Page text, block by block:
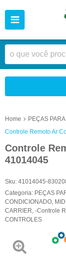
Home
PEÇAS
Controle Remoto Ar
Controle
41014045
Sku: 41014045-
Categoria: PEÇAS
CONDICIONADO
CARRIER -Controle
CONTROLES